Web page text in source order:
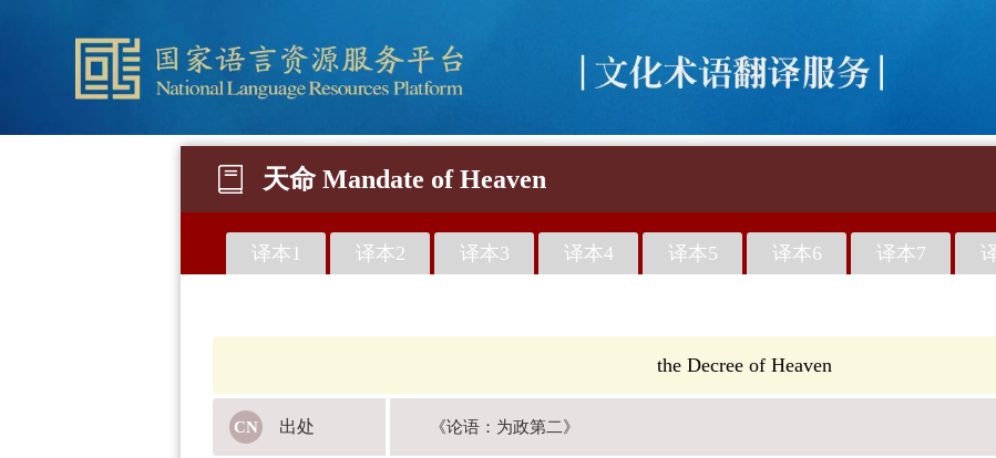
天命 Mandate of Heaven
译本1 译本2 译本3 译本4 译本5 译本6 译本7
the Decree of Heaven
出处 《论语：为政第二》